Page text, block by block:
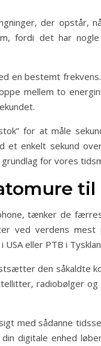
der opstår,
fordi det har
en bestemt
mellem to
for at måle
et enkelt sekund
for vores
tænker de
ved verdens mest
eller PTB i
den såkaldte
radiobølger
med sådanne
digitale enhed